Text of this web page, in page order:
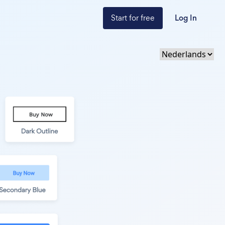
Start for free Log In